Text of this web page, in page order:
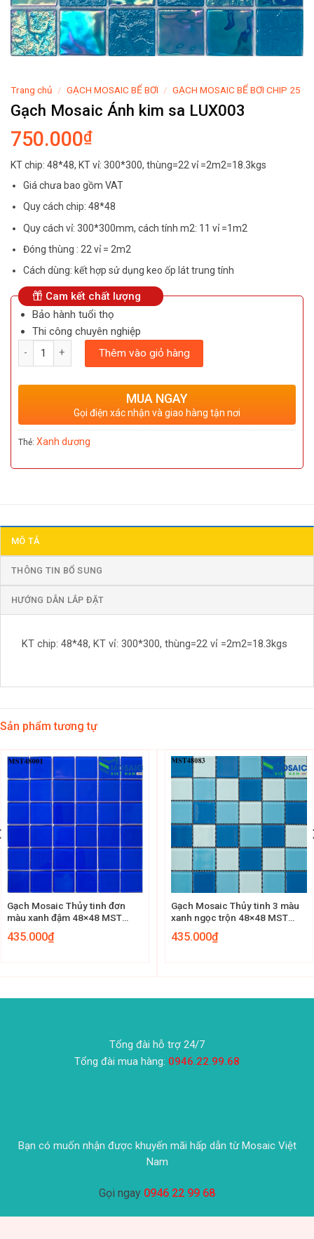
Trang chủ / GẠCH MOSAIC BỂ BƠI / GẠCH MOSAIC BỂ BƠI CHIP 25
Gạch Mosaic Ánh kim sa LUX003
750.000₫
KT chip: 48*48, KT vỉ: 300*300, thùng=22 vỉ =2m2=18.3kgs
Giá chưa bao gồm VAT
Quy cách chip: 48*48
Quy cách vỉ: 300*300mm, cách tính m2: 11 vỉ =1m2
Đóng thùng : 22 vỉ = 2m2
Cách dùng: kết hợp sử dụng keo ốp lát trung tính
Cam kết chất lượng
Bảo hành tuổi thọ
Thi công chuyên nghiệp
Số lượng
Thêm vào giỏ hàng
MUA NGAY
Gọi điện xác nhận và giao hàng tận nơi
Thẻ: Xanh dương
MÔ TẢ
THÔNG TIN BỔ SUNG
HƯỚNG DẪN LẮP ĐẶT
KT chip: 48*48, KT vỉ: 300*300, thùng=22 vỉ =2m2=18.3kgs
Sản phẩm tương tự
Gạch Mosaic Thủy tinh đơn
màu xanh đậm 48×48 MST
48001
435.000₫
Gạch Mosaic Thủy tinh 3 màu
xanh ngọc trộn 48×48 MST
48083
435.000₫
Tổng đài hỗ trợ 24/7
Tổng đài mua hàng: 0946.22.99.68
Bạn có muốn nhận được khuyến mãi hấp dẫn từ Mosaic Việt
Nam
Gọi ngay 0946 22 99 68